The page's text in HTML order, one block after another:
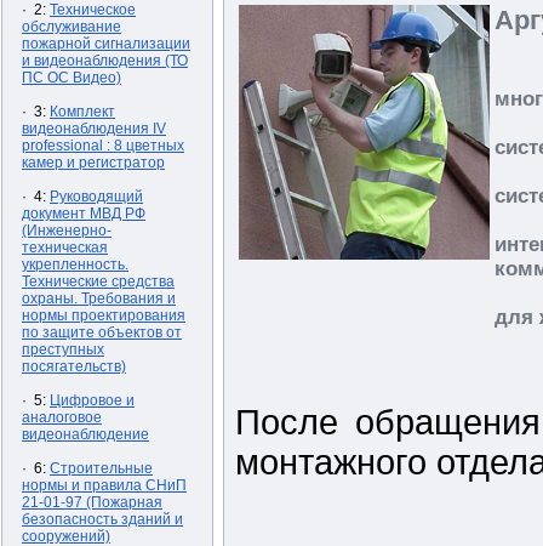
· 2: Техническое
обслуживание
пожарной сигнализации
и видеонаблюдения (ТО
ПС ОС Видео)
· 3: Комплект
видеонаблюдения IV
professional : 8 цветных
камер и регистратор
· 4: Руководящий
документ МВД РФ
(Инженерно-
техническая
укрепленность.
Технические средства
охраны. Требования и
нормы проектирования
по защите объектов от
преступных
посягательств)
· 5: Цифровое и
аналоговое
видеонаблюдение
· 6: Строительные
нормы и правила СНиП
21-01-97 (Пожарная
безопасность зданий и
сооружений)
для
После
монтажного